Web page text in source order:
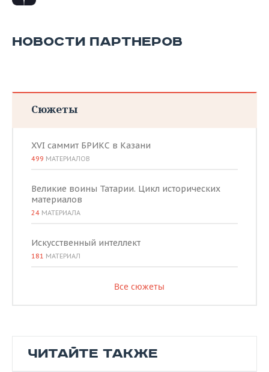
НОВОСТИ ПАРТНЕРОВ
Сюжеты
XVI саммит БРИКС в Казани
499 МАТЕРИАЛОВ
Великие воины Татарии. Цикл исторических
материалов
24 МАТЕРИАЛА
Искусственный интеллект
181 МАТЕРИАЛ
Все сюжеты
ЧИТАЙТЕ ТАКЖЕ